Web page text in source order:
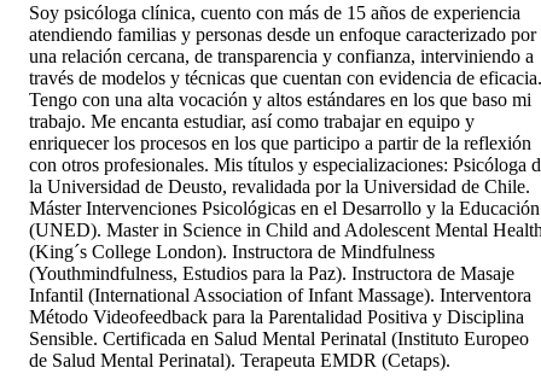
Soy psicóloga clínica, cuento con más de 15 años de experiencia
atendiendo familias y personas desde un enfoque caracterizado por
una relación cercana, de transparencia y confianza, interviniendo a
través de modelos y técnicas que cuentan con evidencia de eficacia.
Tengo con una alta vocación y altos estándares en los que baso mi
trabajo. Me encanta estudiar, así como trabajar en equipo y
enriquecer los procesos en los que participo a partir de la reflexión
con otros profesionales. Mis títulos y especializaciones: Psicóloga
la Universidad de Deusto, revalidada por la Universidad de Chile.
Máster Intervenciones Psicológicas en el Desarrollo y la Educación
(UNED). Master in Science in Child and Adolescent Mental
(King´s College London). Instructora de Mindfulness
(Youthmindfulness, Estudios para la Paz). Instructora de Masaje
Infantil (International Association of Infant Massage). Interventora
Método Videofeedback para la Parentalidad Positiva y Disciplina
Sensible. Certificada en Salud Mental Perinatal (Instituto Europeo
de Salud Mental Perinatal). Terapeuta EMDR (Cetaps).